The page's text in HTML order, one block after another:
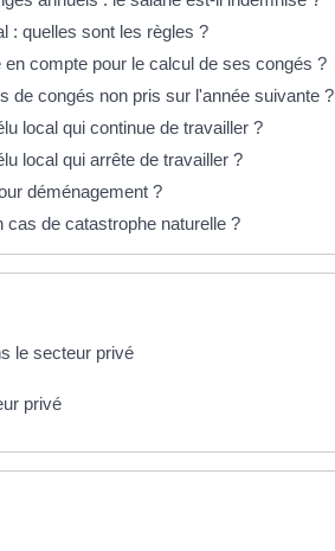
: quelles sont les règles ?
compte pour le calcul de ses congés ?
de congés non pris sur l'année suivante ?
local qui continue de travailler ?
local qui arrête de travailler ?
déménagement ?
cas de catastrophe naturelle ?
le secteur privé
privé